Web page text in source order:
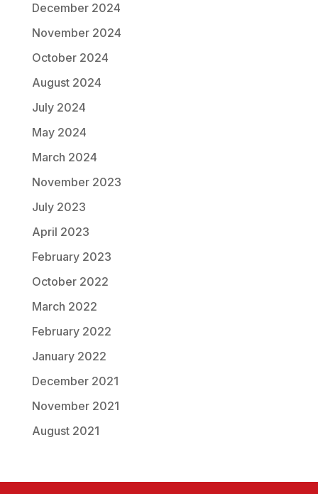
December 2024
November 2024
October 2024
August 2024
July 2024
May 2024
March 2024
November 2023
July 2023
April 2023
February 2023
October 2022
March 2022
February 2022
January 2022
December 2021
November 2021
August 2021